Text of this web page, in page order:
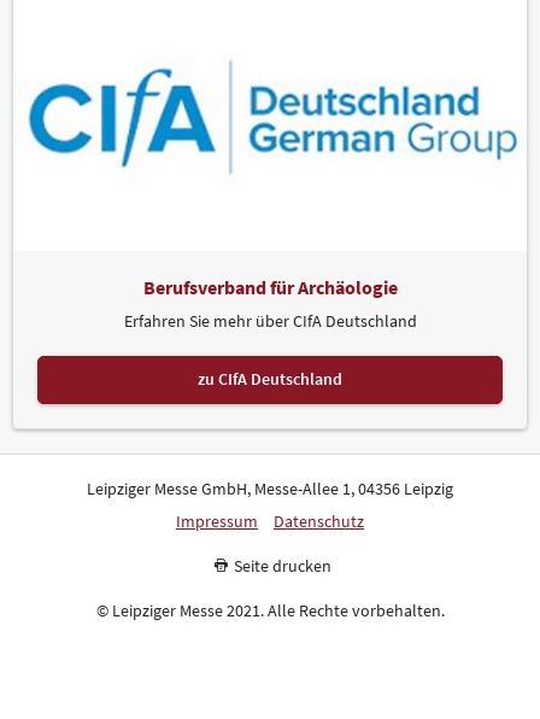
Berufsverband für Archäologie
Erfahren Sie mehr über CIfA Deutschland
zu CIfA Deutschland
Leipziger Messe GmbH, Messe-Allee 1, 04356 Leipzig
Impressum
Datenschutz
Seite drucken
© Leipziger Messe 2021. Alle Rechte vorbehalten.